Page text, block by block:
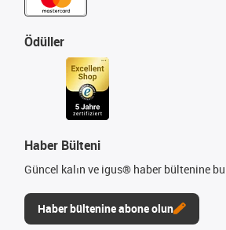
Ödüller
Haber Bülteni
Güncel kalın ve igus® haber bültenine
Haber bültenine abone olun